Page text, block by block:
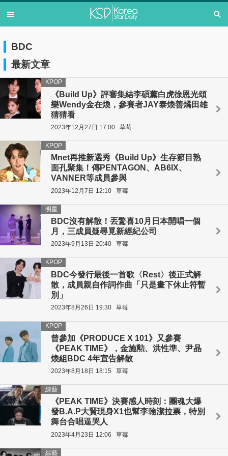
BDC
最新文章
《Build Up》評審集結李碩薰白虎徐恩光頌
樂Wendy金在煥，參賽者JAY泰煥善燏田雄
猜猜看
KPOP
2023年12月27日 17:00 草莓
Mnet再推新選秀《Build Up》生存節目熟
面孔聚集！傳PENTAGON、AB6IX、
VANNER等成員參與
KPOP
2023年12月7日 12:10 草莓
BDC沒有解散！丟驚喜10月日本開唱一個
月，三成員疑尋覓新經紀公司
明星
2023年9月13日 20:40 草莓
BDC今發行最後一首歌〈Rest〉後正式解
散，成員親自作詞作曲「只是畫下休止符暫
別」
KPOP
2023年8月26日 19:30 草莓
曾參加《PRODUCE X 101》又參賽
《PEAK TIME》，金施勲、洪性準、尹晶
煥組BDC 4年宣告解散
KPOP
2023年8月18日 18:15 草莓
《PEAK TIME》決賽感人時刻：團魂大爆
發B.A.P大賢現身X1也幫李翰潔拉票，特別
舞台合唱逼哭人
綜藝
2023年4月23日 12:06 草莓
綜藝